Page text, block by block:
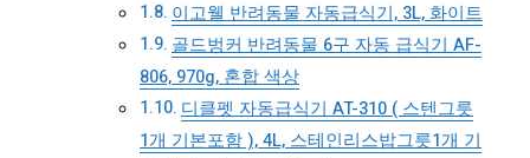
이고웰 반려동물 자동급식기, 3L, 화이트
골드벙커 반려동물 6구 자동 급식기 AF-
806, 970g, 혼합 색상
디클펫 자동급식기 AT-310 ( 스텐그릇
1개 기본포함 ), 4L, 스테인리스밥그릇1개 기